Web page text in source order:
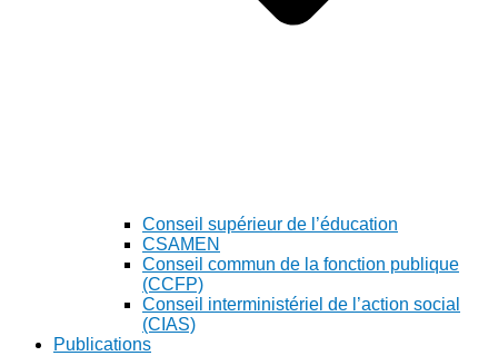
Conseil supérieur de l’éducation
CSAMEN
Conseil commun de la fonction publique
(CCFP)
Conseil interministériel de l’action social
(CIAS)
Publications